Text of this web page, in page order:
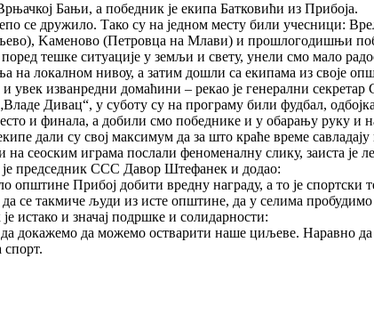
Бањи, а победник је екипа Батковићи из Прибоја.
се дружило. Тако су на једном месту били
Kаменово (Петровца на Млави) и прошлогодишњи
тешке ситуације у земљи и свету, унели смо мало
на локалном нивоу, а затим дошли са екипама из своје
изванредни домаћини – рекао је генерални
Дивац“, у суботу су на програму били фудбал,
и финала, а добили смо победнике и у обарању руку и
дали су свој максимум да за што краће време савладају
сеоским играма послали феноменалну слику, заиста је
је председник ССС Давор Штефанек и додао:
општине Прибој добити вредну награду, а то је
се такмиче људи из исте општине, да у селима
истако и значај подршке и солидарности:
докажемо да можемо остварити наше циљеве. Наравно